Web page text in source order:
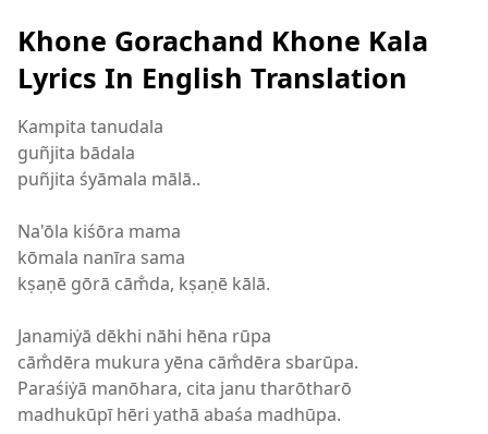
Khone Gorachand Khone Kala
Lyrics In English Translation
Kampita tanudala
guñjita bādala
puñjita śyāmala mālā..
Na'ōla kiśōra mama
kōmala nanīra sama
kṣaṇē gōrā cām̐da, kṣaṇē kālā.
Janamiẏā dēkhi nāhi hēna rūpa
cām̐dēra mukura yēna cām̐dēra sbarūpa.
Paraśiẏā manōhara, cita janu tharōtharō
madhukūpī hēri yathā abaśa madhūpa.